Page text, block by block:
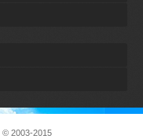
© 2003-2015